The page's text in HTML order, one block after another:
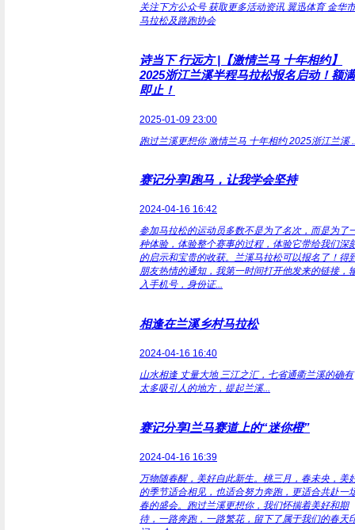
关注下方公众号 获取更多活动资讯 翼迅体育 金华市
马拉松及路跑协会
诗当下 行远方 |【激情兰马 十年相约】
2025浙江兰溪半程马拉松报名启动！额满
即止！
2025-01-09 23:00
跑过兰溪更想你 激情兰马 十年相约 2025浙江兰溪
赛记分享I跑马，让我学会坚持
2024-04-16 16:42
参加马拉松的运动员多数不是为了名次，而是为了
种体验，体验整个赛事的过程，体验它带给我们深
的启示和宝贵的收获。兰溪马拉松可以报名了！得
朋友热情的通知，我第一时间打开他发来的链接，
入手机号，身份证...
相逢在兰溪乡村马拉松
2024-04-16 16:40
山水相逢 丈量大地 三江之汇，七省通衢兰溪的确有
太多吸引人的地方，提起兰溪...
赛记分享I兰马赛道上的“迷你橙”
2024-04-16 16:39
万物随春醒，美好自此新生。桃三月，春未央，美
的季节适合相见，也适合努力奔跑，更适合共赴一
春的盛会。跑过兰溪更想你，我们怀揣着美好和期
待，一路奔跑，一路繁花，留下了属于我们的春天